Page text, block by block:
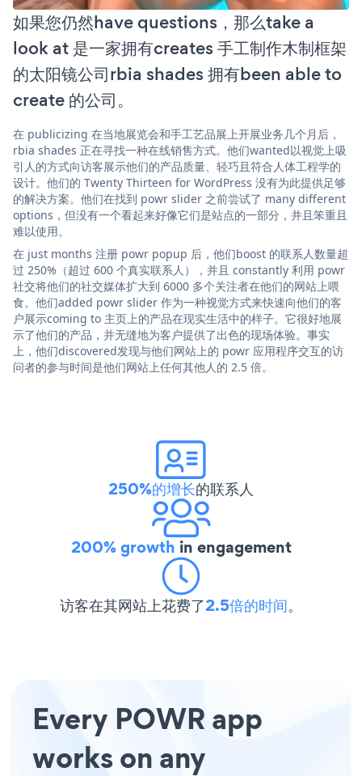
如果您仍然have questions，那么take a
look at 是一家拥有creates 手工制作木制框架
的太阳镜公司rbia shades 拥有been able to
create 的公司。
在 publicizing 在当地展览会和手工艺品展上开展业务几个月后，
rbia shades 正在寻找一种在线销售方式。他们wanted以视觉上吸
引人的方式向访客展示他们的产品质量、轻巧且符合人体工程学的
设计。他们的 Twenty Thirteen for WordPress 没有为此提供足够
的解决方案。他们在找到 powr slider 之前尝试了 many different
options，但没有一个看起来好像它们是站点的一部分，并且笨重且
难以使用。
在 just months 注册 powr popup 后，他们boost 的联系人数量超
过 250%（超过 600 个真实联系人），并且 constantly 利用 powr
社交将他们的社交媒体扩大到 6000 多个关注者在他们的网站上喂
食。他们added powr slider 作为一种视觉方式来快速向他们的客
户展示coming to 主页上的产品在现实生活中的样子。它很好地展
示了他们的产品，并无缝地为客户提供了出色的现场体验。事实
上，他们discovered发现与他们网站上的 powr 应用程序交互的访
问者的参与时间是他们网站上任何其他人的 2.5 倍。
250%的增长的联系人
200% growth in engagement
访客在其网站上花费了2.5倍的时间。
Every POWR app
works on any